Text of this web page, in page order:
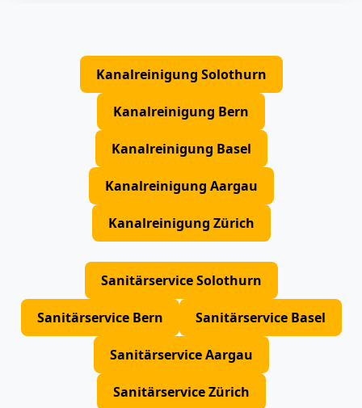
Kanalreinigung Solothurn
Kanalreinigung Bern
Kanalreinigung Basel
Kanalreinigung Aargau
Kanalreinigung Zürich
Sanitärservice Solothurn
Sanitärservice Bern Sanitärservice Basel
Sanitärservice Aargau
Sanitärservice Zürich